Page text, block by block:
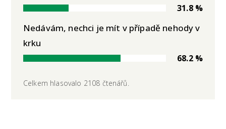
31.8 %
Nedávám, nechci je mít v případě nehody v
krku
68.2 %
Celkem hlasovalo 2108 čtenářů.